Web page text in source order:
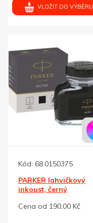
VLOŽIT DO VÝBĚRU
Kód: 68.0150375
PARKER lahvičkový
inkoust, černý
Cena od 190,00 Kč